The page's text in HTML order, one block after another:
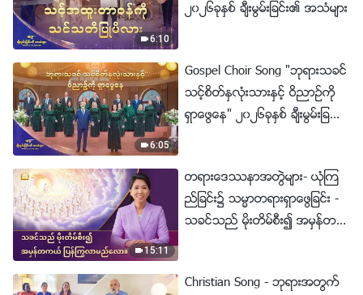
6:10
၂၀၂၆ခုႏွစ္ ခ်ီးမြမ္းျခင္း၏ အသံမ်ား
6:05
Gospel Choir Song "ဘုရားသခင္
သင့္စိတ္ႏွလုံးသားႏွင့္ ဝိညာဥ္ကို
ရွာေဖြေန" ၂၀၂၆ခုႏွစ္ ခ်ီးမြမ္းျခ
15:11
တရားေဒႆနာအတြဲမ်ား- ယုံၾက
ည္ျခင္း၌ သမၼာတရားရွာေဖြျခင္း -
သခင္သည္ မိုးတိမ္စီး၍ အမွန္တက
Christian Song - ဘုရားအတြက္